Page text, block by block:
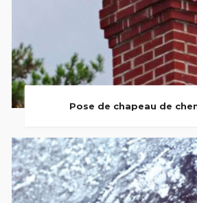
Pose de chapeau de